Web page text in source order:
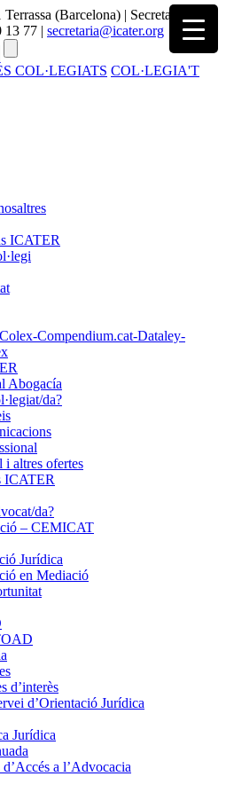
(Barcelona) | Secretaria 93
13 77 | secretaria@icater.org
COL·LEGIATS COL·LEGIA'T
ICATER
Compendium.cat-Dataley-
Abogacía
da?
i altres ofertes
ICATER
da?
– CEMICAT
Jurídica
en Mediació
d’interès
d’Orientació Jurídica
Jurídica
a l’Advocacia